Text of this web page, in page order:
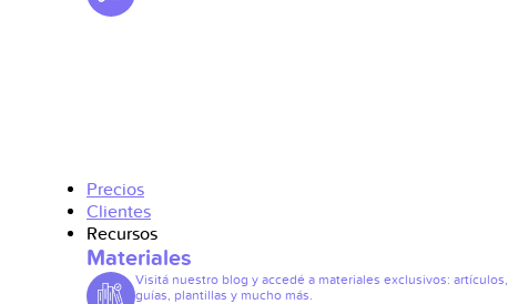
Precios
Clientes
Recursos
Materiales
Visitá nuestro blog y accedé a materiales exclusivos: artículos,
guías, plantillas y mucho más.